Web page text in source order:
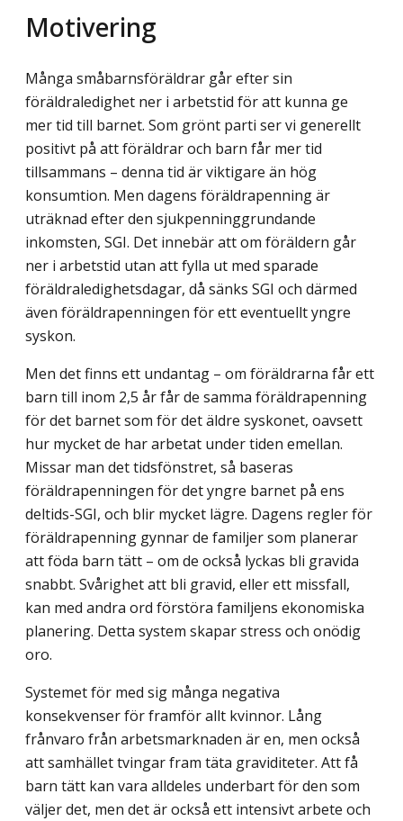
Motivering
Många småbarnsföräldrar går efter sin
föräldraledighet ner i arbetstid för att kunna ge
mer tid till barnet. Som grönt parti ser vi generellt
positivt på att föräldrar och barn får mer tid
tillsammans – denna tid är viktigare än hög
konsumtion. Men dagens föräldra­penning är
uträknad efter den sjukpenninggrundande
inkomsten, SGI. Det innebär att om föräldern går
ner i arbetstid utan att fylla ut med sparade
föräldraledighetsdagar, då sänks SGI och därmed
även föräldrapenningen för ett eventuellt yngre
syskon.
Men det finns ett undantag – om föräldrarna får ett
barn till inom 2,5 år får de samma föräldrapenning
för det barnet som för det äldre syskonet, oavsett
hur mycket de har arbetat under tiden emellan.
Missar man det tidsfönstret, så baseras
föräldrapenningen för det yngre barnet på ens
deltids-SGI, och blir mycket lägre. Dagens regler för
föräldrapenning gynnar de familjer som planerar
att föda barn tätt – om de också lyckas bli gravida
snabbt. Svårighet att bli gravid, eller ett missfall,
kan med andra ord förstöra familjens ekonomiska
planering. Detta system skapar stress och onödig
oro.
Systemet för med sig många negativa
konsekvenser för framför allt kvinnor. Lång
frånvaro från arbetsmarknaden är en, men också
att samhället tvingar fram täta graviditeter. Att få
barn tätt kan vara alldeles underbart för den som
väljer det, men det är också ett intensivt arbete och